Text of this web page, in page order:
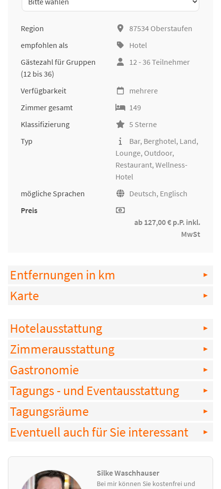
Region
87534 Oberstaufen
empfohlen als
Hotel
Gästezahl für Gruppen
(12 bis 36)
12 - 36 Teilnehmer
Verfügbarkeit
mehrere
Zimmer gesamt
149
Klassifizierung
5 Sterne
Typ
Bar, Berghotel, Land,
Lounge, Outdoor,
Restaurant, Wellness-
Hotel
mögliche Sprachen
Deutsch, Englisch
Preis
ab 127,00 € p.P. inkl.
MwSt
Entfernungen in km
Karte
Hotelausstattung
Zimmerausstattung
Gastronomie
Tagungs - und Eventausstattung
Tagungsräume
Eventuell auch für Sie interessant
Silke Waschhauser
Bei mir können Sie kostenfrei und